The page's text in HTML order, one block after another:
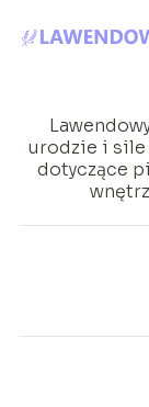
urodzie i sile
dotyczące